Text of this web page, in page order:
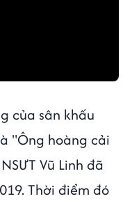
của sân khấu
"Ông hoàng cải
Vũ Linh đã
Thời điểm đó